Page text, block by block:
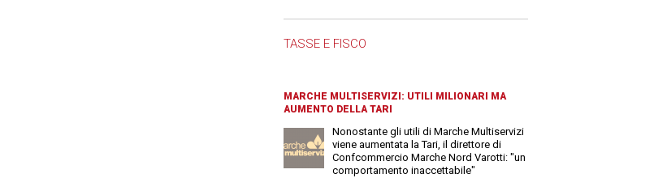
TASSE E FISCO
MARCHE MULTISERVIZI: UTILI MILIONARI MA
AUMENTO DELLA TARI
Nonostante gli utili di Marche Multiservizi
viene aumentata la Tari, il direttore di
Confcommercio Marche Nord Varotti: "un
comportamento inaccettabile"